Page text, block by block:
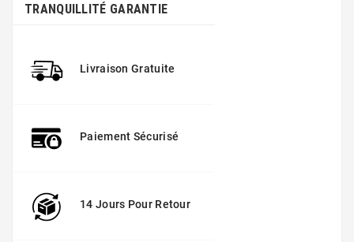
TRANQUILLITÉ GARANTIE
Livraison Gratuite
Paiement Sécurisé
14 Jours Pour Retour